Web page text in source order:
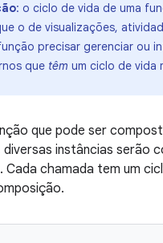
: o ciclo de vida de uma
o de visualizações,
precisar gerenciar ou
que têm um ciclo de vida
que pode ser
diversas instâncias serão
Cada chamada tem um